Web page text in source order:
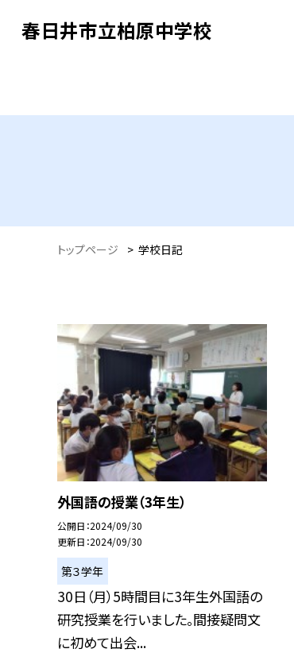
春日井市立柏原中学校
トップページ > 学校日記
外国語の授業（3年生）
公開日 2024/09/30
更新日 2024/09/30
第３学年
30日（月）5時間目に3年生外国語の
研究授業を行いました。間接疑問文
に初めて出会...